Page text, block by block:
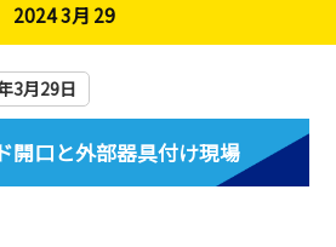
2024 3月 29
3月29日
開口と外部器具付け現場